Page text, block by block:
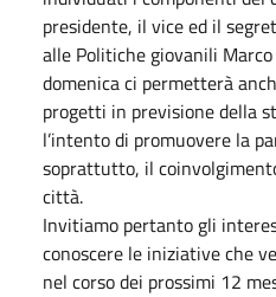
presidente, il vice ed il
alle Politiche giovanili
domenica ci permetterà
progetti in previsione della
l’intento di promuovere la
soprattutto, il
città.
Invitiamo pertanto gli
conoscere le iniziative che
nel corso dei prossimi 12